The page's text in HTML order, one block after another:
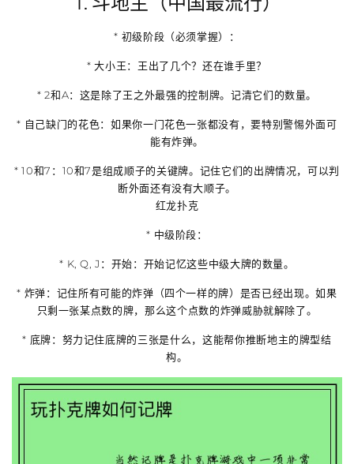
* 初级阶段（必须掌握） ：
*大小王：王出了几个？还在谁手里？
*2和A：这是除了王之外最强的控制牌。记清它们的数量。
* 自己缺门的花色：如果你一门花色一张都没有，要特别警惕外面可
能有炸弹。
*10和7 ：10和7是组成顺子的关键牌。记住它们的出牌情况，可以判
断外面还有没有大顺子。
红龙扑克
* 中级阶段：
* K, Q, J ：开始：开始记忆这些中级大牌的数量。
* 炸弹：记住所有可能的炸弹（四个一样的牌）是否已经出现。如果
只剩一张某点数的牌，那么这个点数的炸弹威胁就解除了。
* 底牌：努力记住底牌的三张是什么，这能帮你推断地主的牌型结
构。